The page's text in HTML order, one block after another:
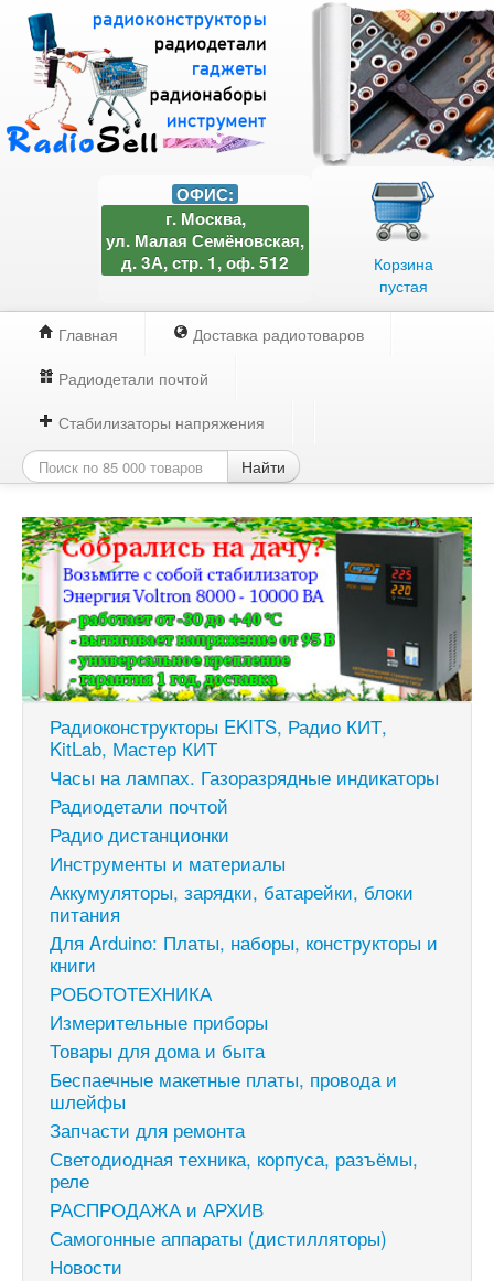
Корзина
пустая
ОФИС:
г. Москва,
ул. Малая Семёновская,
д. 3А, стр. 1, оф. 512
Главная
Доставка радиотоваров
Радиодетали почтой
Стабилизаторы напряжения
Найти
Радиоконструкторы EKITS, Радио КИТ,
KitLab, Мастер КИТ
Часы на лампах. Газоразрядные индикаторы
Радиодетали почтой
Радио дистанционки
Инструменты и материалы
Аккумуляторы, зарядки, батарейки, блоки
питания
Для Arduino: Платы, наборы, конструкторы и
книги
РОБОТОТЕХНИКА
Измерительные приборы
Товары для дома и быта
Беспаечные макетные платы, провода и
шлейфы
Запчасти для ремонта
Светодиодная техника, корпуса, разъёмы,
реле
РАСПРОДАЖА и АРХИВ
Самогонные аппараты (дистилляторы)
Новости